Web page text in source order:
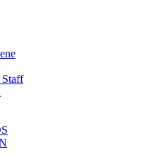
Staff